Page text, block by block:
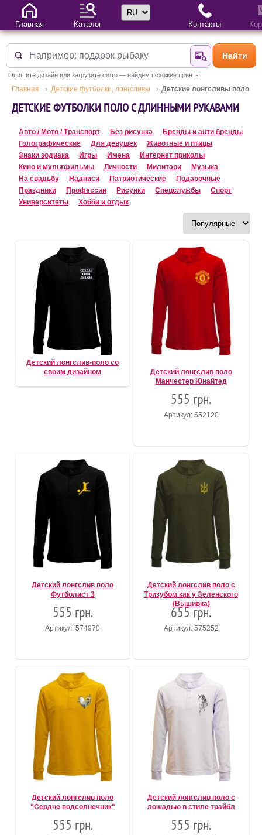
Найти поНайти
Опишите дизайн или загрузите фото — найдём похожие принты.
Главная Детские футболки, лонгсливы Детские лонгсливы поло
ДЕТСКИЕ ФУТБОЛКИ ПОЛО С ДЛИННЫМИ РУКАВАМИ
Авто / Мото / Транспорт Без рисунка
Бренды и анти бренды
Голографические
Для девушек
Животные и птицы
Знаки зодиака
Игры Имена
Интернет приколы
Кино и мультфильмы
Личности Милитари
Музыка
На свадьбу
Надписи Патриотические
Подарочные
Праздники
Профессии Рисунки Спецслужбы
Спорт
Университеты
Хобби и отдых
Детский лонгслив-поло со
своим дизайном
Детский лонгслив поло
Манчестер Юнайтед
555 грн.
Артикул: 552120
Детский лонгслив поло
Футболист 3
555 грн.
Артикул: 574970
Детский лонгслив поло с
Тризубом как у Зеленского
(Вышивка)
655 грн.
Артикул: 575252
Детский лонгслив поло
"Сердце подсолнечник"
555 грн.
Детский лонгслив поло с
лошадью в стиле трайбл
555 грн.
Главная Каталог
Выбор языка
Контакты